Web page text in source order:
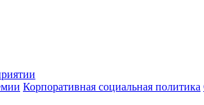
Корпоративная социальная политика